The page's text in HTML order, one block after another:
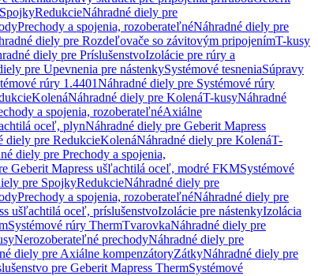
RedukcieNáhradné diely pre
Prechody a spojenia, rozoberateľnéNáhradné diely pre
diely pre Rozdeľovače so závitovým pripojenímT-kusy
diely pre PríslušenstvoIzolácie pre rúry a
pre Upevnenia pre nástenkySystémové tesneniaSúpravy
rúry 1.4401Náhradné diely pre Systémové rúry
KolenáNáhradné diely pre KolenáT-kusyNáhradné
a spojenia, rozoberateľnéAxiálne
oceľ, plynNáhradné diely pre Geberit Mapress
diely pre RedukcieKolenáNáhradné diely pre KolenáT-
diely pre Prechody a spojenia,
Geberit Mapress ušľachtilá oceľ, modré FKMSystémové
pre SpojkyRedukcieNáhradné diely pre
Prechody a spojenia, rozoberateľnéNáhradné diely pre
ušľachtilá oceľ, príslušenstvoIzolácie pre nástenkyIzolácia
Systémové rúry ThermTvarovkaNáhradné diely pre
Nerozoberateľné prechodyNáhradné diely pre
diely pre Axiálne kompenzátoryZátkyNáhradné diely pre
pre Geberit Mapress ThermSystémové